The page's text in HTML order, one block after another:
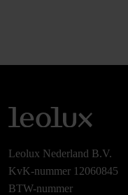
Leolux Nederland B.V.
KvK-nummer 12060845
BTW-nummer